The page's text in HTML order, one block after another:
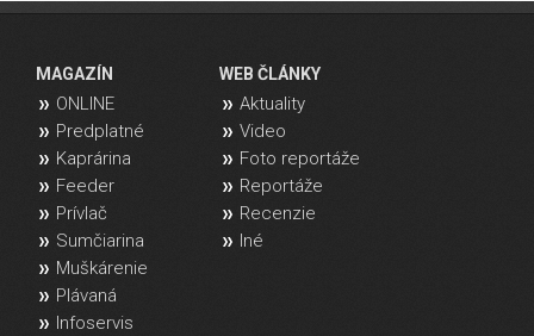
MAGAZÍN
ONLINE
Predplatné
Kaprárina
Feeder
Prívlač
Sumčiarina
Muškárenie
Plávaná
Infoservis
WEB ČLÁNKY
Aktuality
Video
Foto reportáže
Reportáže
Recenzie
Iné